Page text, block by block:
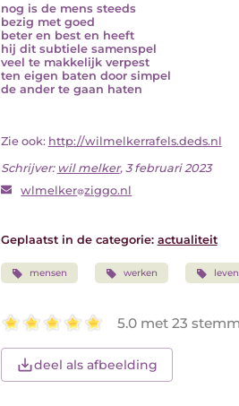
nog is de mens steeds
bezig met goed
beter en best en heeft
hij dit subtiele samenspel
veel te makkelijk verpest
ten eigen baten door simpel
de ander te gaan haten
Zie ook: http://wilmelkerrafels.deds.nl
Schrijver: wil melker, 3 februari 2023
wlmelker ziggo.nl
Geplaatst in de categorie: actualiteit
mensen werken leven
5.0 met 23
deel als afbeelding